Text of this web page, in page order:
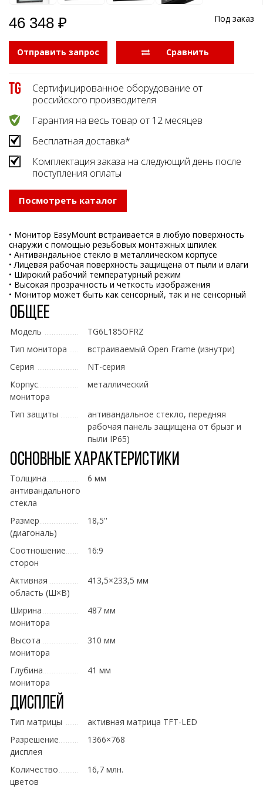
46 348 ₽ Под заказ
Отправить запрос
  Сравнить
Сертифицированное оборудование от
российского производителя
Гарантия на весь товар от 12 месяцев
Бесплатная доставка*
Комплектация заказа на следующий день после
поступления оплаты
Посмотреть каталог
• Монитор EasyMount встраивается в любую поверхность
снаружи с помощью резьбовых монтажных шпилек
• Антивандальное стекло в металлическом корпусе
• Лицевая рабочая поверхность защищена от пыли и влаги
• Широкий рабочий температурный режим
• Высокая прозрачность и четкость изображения
• Монитор может быть как сенсорный, так и не сенсорный
Общее
Модель
TG6L185OFRZ
Тип монитора
встраиваемый Open Frame (изнутри)
Серия
NT-серия
Корпус
монитора
металлический
Тип защиты
антивандальное стекло, передняя
рабочая панель защищена от брызг и
пыли IP65)
Основные характеристики
Толщина
антивандального
стекла
6 мм
Размер
(диагональ)
18,5''
Соотношение
сторон
16:9
Активная
область (Ш×В)
413,5×233,5 мм
Ширина
монитора
487 мм
Высота
монитора
310 мм
Глубина
монитора
41 мм
Дисплей
Тип матрицы
активная матрица TFT-LED
Разрешение
дисплея
1366×768
Количество
цветов
16,7 млн.